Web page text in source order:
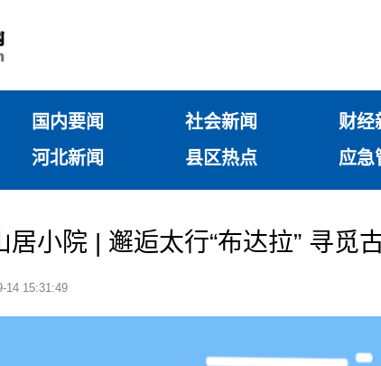
国内要闻 社会新闻 财经
河北新闻 县区热点 应急
居小院 | 邂逅太行“布达拉” 寻觅
14 15:31:49